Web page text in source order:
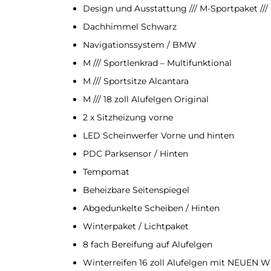
Design und Ausstattung /// M-Sportpaket ///
Dachhimmel Schwarz
Navigationssystem / BMW
M /// Sportlenkrad – Multifunktional
M /// Sportsitze Alcantara
M /// 18 zoll Alufelgen Original
2 x Sitzheizung vorne
LED Scheinwerfer Vorne und hinten
PDC Parksensor / Hinten
Tempomat
Beheizbare Seitenspiegel
Abgedunkelte Scheiben / Hinten
Winterpaket / Lichtpaket
8 fach Bereifung auf Alufelgen
Winterreifen 16 zoll Alufelgen mit NEUEN